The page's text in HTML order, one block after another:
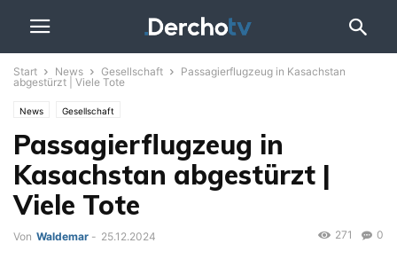
Start News Gesellschaft
Passagierflugzeug in Kasachstan
abgestürzt | Viele Tote
News Gesellschaft
Passagierflugzeug in
Kasachstan abgestürzt |
Viele Tote
Von Waldemar - 25.12.2024 0
271